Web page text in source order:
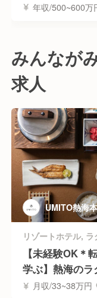
年収/500~600万
みんなが
求人
UMITO熱海
スタッフ
【未経験OK＊
学ぶ】熱海の
月収/33~38万円